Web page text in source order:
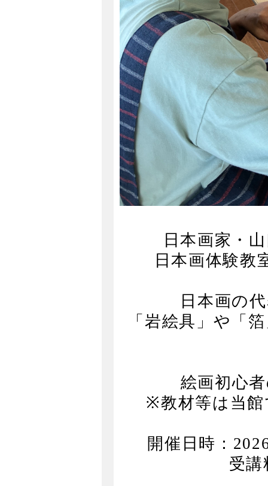
日本画家・
日本画体験教
日本画の
「岩絵具」や「
絵画初心
※教材等は当
開催日時：
受講